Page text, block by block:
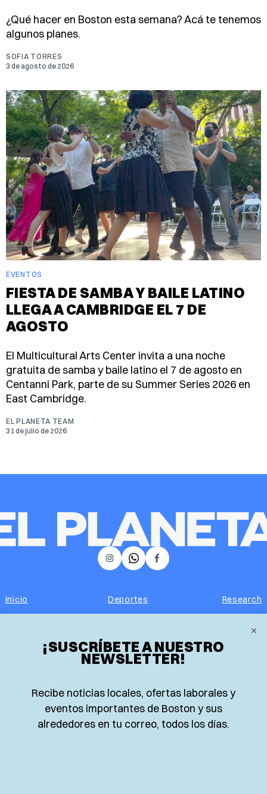
¿Qué hacer en Boston esta semana? Acá te tenemos
algunos planes.
SOFIA TORRES
3 de agosto de 2026
EVENTOS
FIESTA DE SAMBA Y BAILE LATINO
LLEGA A CAMBRIDGE EL 7 DE
AGOSTO
El Multicultural Arts Center invita a una noche
gratuita de samba y baile latino el 7 de agosto en
Centanni Park, parte de su Summer Series 2026 en
East Cambridge.
EL PLANETA TEAM
31 de julio de 2026
×
¡SUSCRÍBETE A NUESTRO
NEWSLETTER!
Recibe noticias locales, ofertas laborales y
eventos importantes de Boston y sus
alrededores en tu correo, todos los días.
𝕏 Facebook
Instagram
Inicio
Eventos
Negocios
Deportes
Nacionales
Lo más leído
Newsletter
Research